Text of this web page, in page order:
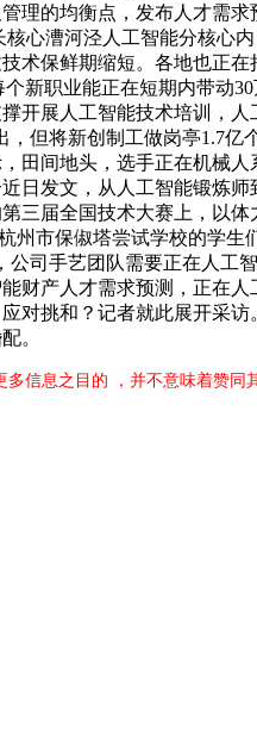
理的均衡点，发布人才需
心漕河泾人工智能分核
术保鲜期缩短。各地也正
新职业能正在短期内带
开展人工智能技术培训，
但将新创制工做岗亭1.7
间地头，选手正在机械
日发文，从人工智能锻炼
三届全国技术大赛上，以
州市保俶塔尝试学校的学
司手艺团队需要正在人
财产人才需求预测，正在
对挑和？记者就此展开采
。
信息之目的 ，并不意味着赞同